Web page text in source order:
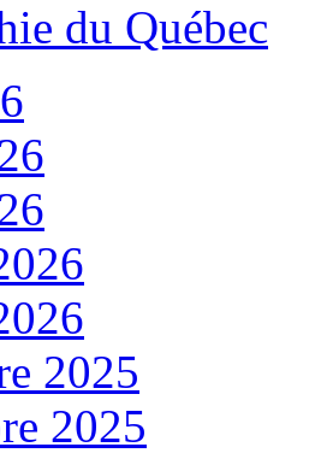
du Québec
2025
2025